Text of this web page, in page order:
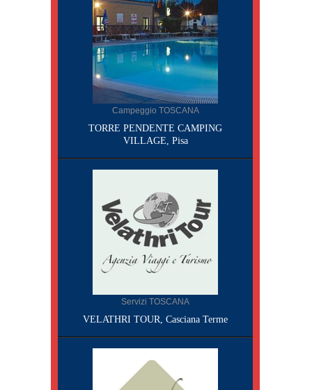
Campeggio TOSCANA
TORRE PENDENTE CAMPING
VILLAGE, Pisa
Servizi TOSCANA
VELATHRI TOUR, Casciana Terme